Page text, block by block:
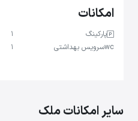
امکانات
پارکینگ
1
wcسرویس بهداشتی 1
سایر امکانات ملک